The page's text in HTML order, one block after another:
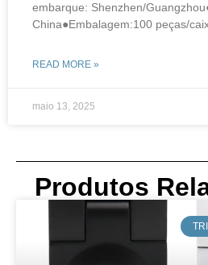
embarque: Shenzhen/
China●Embalagem:100 peças/
READ MORE »
maio 13, 2025
Produtos